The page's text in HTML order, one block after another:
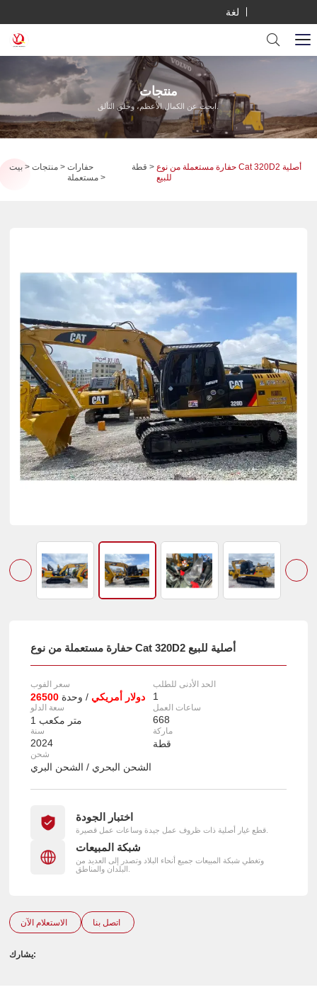
لغة
منتجات
ابحث عن الكمال الأعظم، وخلق التألق.
بيت منتجات
حفارات
مستعملة
قطة
حفارة مستعملة من نوع Cat 320D2 أصلية
للبيع
حفارة مستعملة من نوع Cat 320D2 أصلية للبيع
سعر الفوب
26500 دولار أمريكي / وحدة
الحد الأدنى للطلب
1
سعة الدلو
1 متر مكعب
ساعات العمل
668
سنة
2024
ماركة
قطة
شحن
الشحن البحري / الشحن البري
اختبار الجودة
شبكة المبيعات
وتغطي شبكة المبيعات جميع أنحاء البلاد وتصدر إلى العديد من
الاستعلام الآن اتصل بنا
يشارك: